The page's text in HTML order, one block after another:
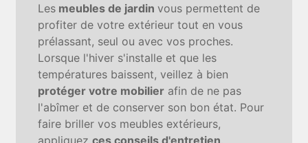
Les meubles de jardinvous permettent de
profiter de votre extérieur tout en vous
prélassant, seul ou avec vos proches.
Lorsque l'hiver s'installe et que les
températures baissent, veillez à bien
protéger votre mobilier afin de ne pas
l'abîmer et de conserver son bon état. Pour
faire briller vos meubles extérieurs,
appliquezces conseils d'entretien.